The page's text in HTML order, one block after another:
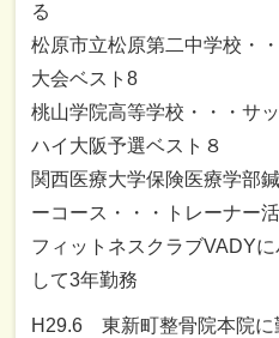
る
松原市立松原第二中学校・
大会ベスト8
桃山学院高等学校・・・サ
ハイ大阪予選ベスト８
関西医療大学保険医療学部
ーコース・・・トレーナー
フィットネスクラブVADY
して3年勤務
H29.6 東新町整骨院本院に